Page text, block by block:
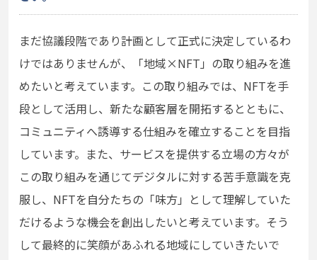
まだ協議段階であり計画として正式に決定しているわ
けではありませんが、「地域×NFT」の取り組みを進
めたいと考えています。この取り組みでは、NFTを手
段として活用し、新たな顧客層を開拓するとともに、
コミュニティへ誘導する仕組みを確立することを目指
しています。また、サービスを提供する立場の方々が
この取り組みを通じてデジタルに対する苦手意識を克
服し、NFTを自分たちの「味方」として理解していた
だけるような機会を創出したいと考えています。そう
して最終的に笑顔があふれる地域にしていきたいで